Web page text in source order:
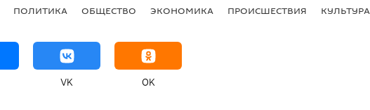
ПОЛИТИКА ОБЩЕСТВО ЭКОНОМИКА ПРОИСШЕСТВИЯ КУЛЬТУРА
VK OK